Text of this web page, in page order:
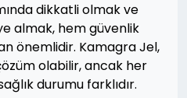
dikkatli olmak ve
almak, hem güvenlik
önemlidir. Kamagra Jel,
olabilir, ancak her
durumu farklıdır.